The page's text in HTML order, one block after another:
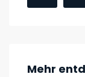
Mehr